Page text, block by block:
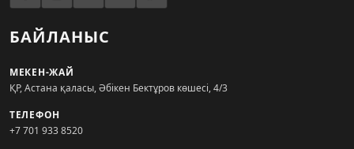
БАЙЛАНЫС
МЕКЕН-ЖАЙ
ҚР, Астана қаласы, Әбікен Бектұров көшесі, 4/3
ТЕЛЕФОН
+7 701 933 8520